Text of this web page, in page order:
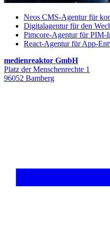
Neos CMS-Agentur für
Digitalagentur für den
Pimcore-Agentur für PIM-
React-Agentur für App-
medienreaktor GmbH
Platz der Menschenrechte 1
96052 Bamberg